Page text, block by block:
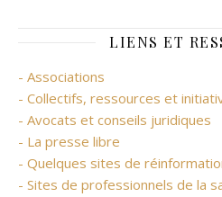
LIENS ET
- Associations
- Collectifs, ressources et
- Avocats et conseils juridiques
- La presse libre
- Quelques sites de
- Sites de professionnels de la